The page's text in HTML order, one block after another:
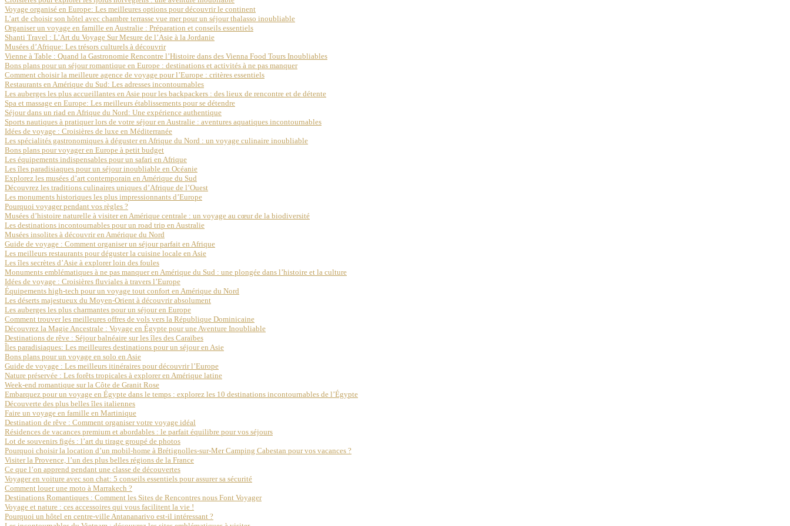
Voyage organisé en Europe: Les meilleures options pour découvrir le continent
L’art de choisir son hôtel avec chambre terrasse vue mer pour un séjour thalasso inoubliable
Organiser un voyage en famille en Australie : Préparation et conseils essentiels
Shanti Travel : L’Art du Voyage Sur Mesure de l’Asie à la Jordanie
Musées d’Afrique: Les trésors culturels à découvrir
Vienne à Table : Quand la Gastronomie Rencontre l’Histoire dans des Vienna Food Tours Inoubliables
Bons plans pour un séjour romantique en Europe : destinations et activités à ne pas manquer
Comment choisir la meilleure agence de voyage pour l’Europe : critères essentiels
Restaurants en Amérique du Sud: Les adresses incontournables
Les auberges les plus accueillantes en Asie pour les backpackers : des lieux de rencontre et de détente
Spa et massage en Europe: Les meilleurs établissements pour se détendre
Séjour dans un riad en Afrique du Nord: Une expérience authentique
Sports nautiques à pratiquer lors de votre séjour en Australie : aventures aquatiques incontournables
Idées de voyage : Croisières de luxe en Méditerranée
Les spécialités gastronomiques à déguster en Afrique du Nord : un voyage culinaire inoubliable
Bons plans pour voyager en Europe à petit budget
Les équipements indispensables pour un safari en Afrique
Les îles paradisiaques pour un séjour inoubliable en Océanie
Explorez les musées d’art contemporain en Amérique du Sud
Découvrez les traditions culinaires uniques d’Afrique de l’Ouest
Les monuments historiques les plus impressionnants d’Europe
Pourquoi voyager pendant vos règles ?
Musées d’histoire naturelle à visiter en Amérique centrale : un voyage au cœur de la biodiversité
Les destinations incontournables pour un road trip en Australie
Musées insolites à découvrir en Amérique du Nord
Guide de voyage : Comment organiser un séjour parfait en Afrique
Les meilleurs restaurants pour déguster la cuisine locale en Asie
Les îles secrètes d’Asie à explorer loin des foules
Monuments emblématiques à ne pas manquer en Amérique du Sud : une plongée dans l’histoire et la culture
Idées de voyage : Croisières fluviales à travers l’Europe
Équipements high-tech pour un voyage tout confort en Amérique du Nord
Les déserts majestueux du Moyen-Orient à découvrir absolument
Les auberges les plus charmantes pour un séjour en Europe
Comment trouver les meilleures offres de vols vers la République Dominicaine
Découvrez la Magie Ancestrale : Voyage en Égypte pour une Aventure Inoubliable
Destinations de rêve : Séjour balnéaire sur les îles des Caraïbes
Îles paradisiaques: Les meilleures destinations pour un séjour en Asie
Bons plans pour un voyage en solo en Asie
Guide de voyage : Les meilleurs itinéraires pour découvrir l’Europe
Nature préservée : Les forêts tropicales à explorer en Amérique latine
Week-end romantique sur la Côte de Granit Rose
Embarquez pour un voyage en Égypte dans le temps : explorez les 10 destinations incontournables de l’Égypte
Découverte des plus belles îles italiennes
Faire un voyage en famille en Martinique
Destination de rêve : Comment organiser votre voyage idéal
Résidences de vacances premium et abordables : le parfait équilibre pour vos séjours
Lot de souvenirs figés : l’art du tirage groupé de photos
Pourquoi choisir la location d’un mobil-home à Brétignolles-sur-Mer Camping Cabestan pour vos vacances ?
Visiter la Provence, l’un des plus belles régions de la France
Ce que l’on apprend pendant une classe de découvertes
Voyager en voiture avec son chat: 5 conseils essentiels pour assurer sa sécurité
Comment louer une moto à Marrakech ?
Destinations Romantiques : Comment les Sites de Rencontres nous Font Voyager
Voyage et nature : ces accessoires qui vous facilitent la vie !
Pourquoi un hôtel en centre-ville Antananarivo est-il intéressant ?